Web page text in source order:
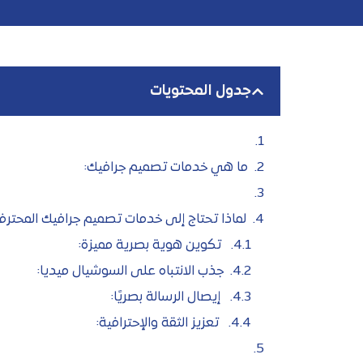
جدول المحتويات
ما هي خدمات تصميم جرافيك:
لماذا تحتاج إلى خدمات تصميم جرافيك
تكوين هوية بصرية مميزة:
جذب الانتباه على السوشيال ميديا:
إيصال الرسالة بصريًا:
تعزيز الثقة والإحترافية: